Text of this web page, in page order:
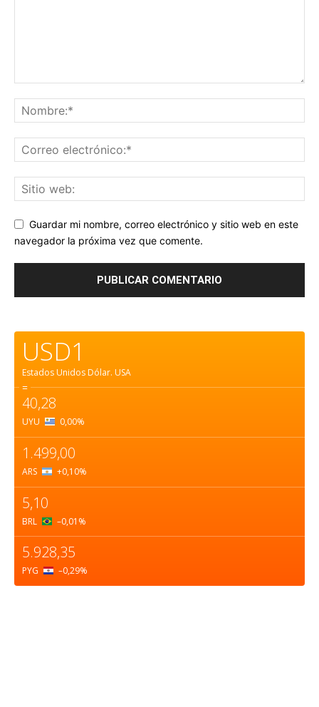
Guardar mi nombre, correo electrónico y sitio web en este
navegador la próxima vez que comente.
USD1
Estados Unidos Dólar. USA
=
40,28
UYU 0,00%
1.499,00
ARS +0,10%
5,10
BRL –0,01 %
5.928,35
PYG –0,29%